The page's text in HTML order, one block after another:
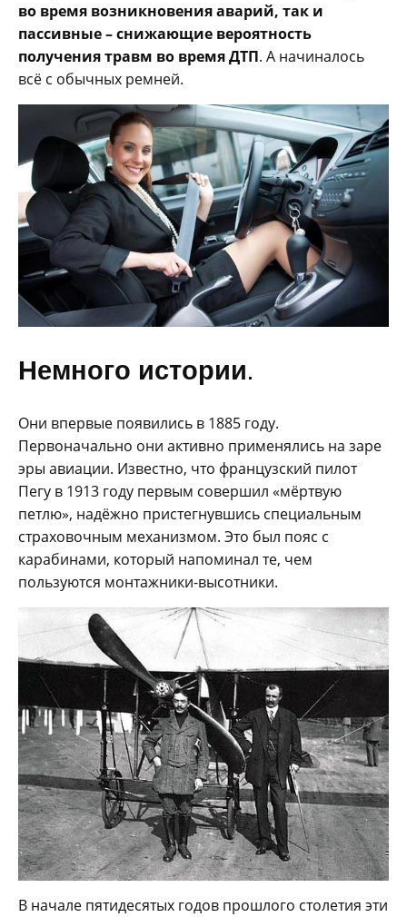
во время возникновения аварий, так и
пассивные – снижающие вероятность
получения травм во время ДТП. А начиналось
всё с обычных ремней.
Немного истории.
Они впервые появились в 1885 году.
Первоначально они активно применялись на заре
эры авиации. Известно, что французский пилот
Пегу в 1913 году первым совершил «мёртвую
петлю», надёжно пристегнувшись специальным
страховочным механизмом. Это был пояс с
карабинами, который напоминал те, чем
пользуются монтажники-высотники.
В начале пятидесятых годов прошлого столетия эти